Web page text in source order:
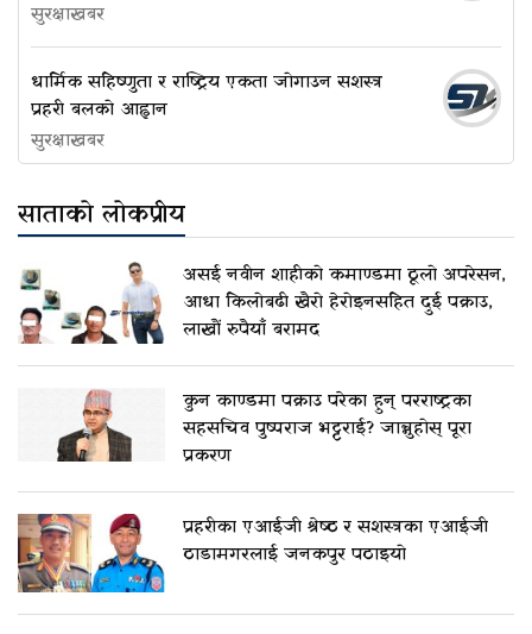
सुरक्षाखबर
धार्मिक सहिष्णुता र राष्ट्रिय एकता जोगाउन सशस्त्र
प्रहरी बलको आह्वान
सुरक्षाखबर
साताको लोकप्रीय
असई नवीन शाहीको कमाण्डमा ठूलो अपरेसन,
आधा किलोबढी खैरो हेरोइनसहित दुई पक्राउ,
लाखौं रुपैयाँ बरामद
कुन काण्डमा पक्राउ परेका हुन् परराष्ट्रका
सहसचिव पुष्पराज भट्टराई? जान्नुहोस् पूरा
प्रकरण
प्रहरीका एआईजी श्रेष्ठ र सशस्त्रका एआईजी
ठाडामगरलाई जनकपुर पठाइयो